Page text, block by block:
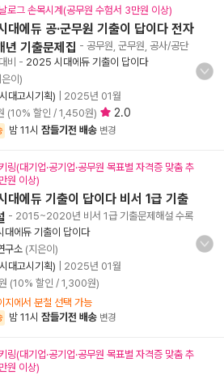
로그 손목시계(공무원 수험서 3만원 이상)
에듀 공·군무원 기출이 답이다 전자
년 기출문제집 - 공무원, 군무원, 공사/공단
비 - 2025 시대에듀 기출이 답이다
이)
대고시기획)
2025년 01월
(10% 할인 / 1,450원) 2.0
밤 11시 잠들기전 배송 변경
링(대기업·공기업·공무원 목표별 자격증 맞춤 추
원 이상)
에듀 기출이 답이다 비서 1급 기출
- 2015~2020년 비서 1급 기출문제해설 수록
에듀 기출이 답이다
구소 (지은이)
대고시기획)
2025년 01월
(10% 할인 / 1,300원)
지에서 분철 선택 가능
밤 11시 잠들기전 배송 변경
링(대기업·공기업·공무원 목표별 자격증 맞춤 추
원 이상)